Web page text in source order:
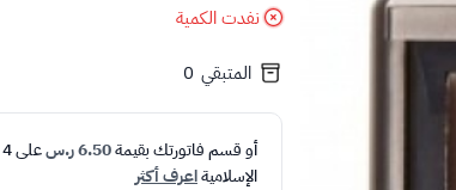
نفدت الكمية
المتبقي 0
أو قسم فاتورتك بقيمة6.50 ر.س على4
الإسلاميةاعرف أكثر